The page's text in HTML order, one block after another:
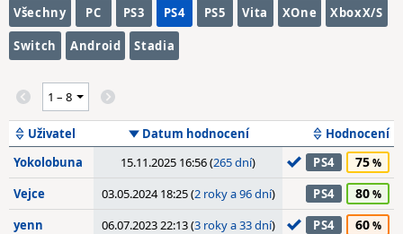
Všechny PC PS3 PS4 PS5 Vita XOne XboxX/S
Switch Android Stadia
Uživatel Datum hodnocení
Hodnocení
Yokolobuna
15.11.2025 16:56 (265 dní) PS4 75
Vejce 03.05.2024 18:25 (2 roky a 96 dní) PS4 80
yenn 06.07.2023 22:13 (3 roky a 33 dní) PS4 60